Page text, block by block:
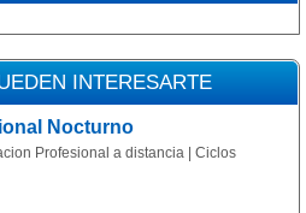
INTERESARTE
Nocturno
Profesional a distancia | Ciclos